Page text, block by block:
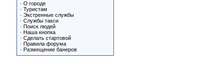
· О городе
· Туристам
· Экстренные службы
· Службы такси
· Поиск людей
· Наша кнопка
· Сделать стартовой
· Правила форума
· Размещение банеров